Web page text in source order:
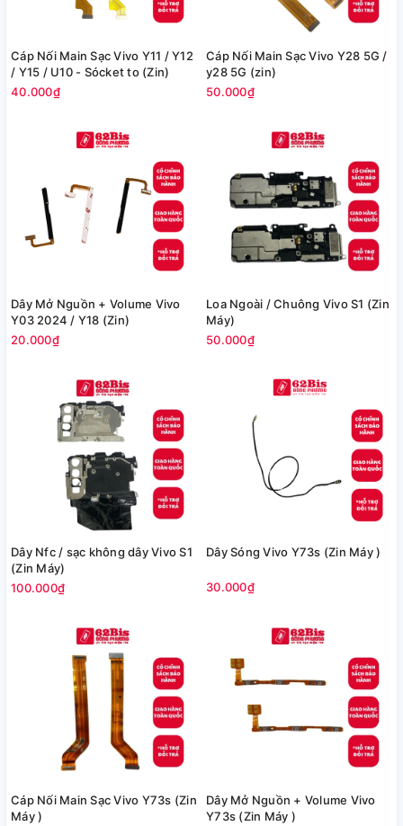
Cáp Nối Main Sạc Vivo Y11 / Y12
/ Y15 / U10 - Sócket to (Zin)
40.000₫
Cáp Nối Main Sạc Vivo Y28 5G /
y28 5G (zin)
50.000₫
Dây Mở Nguồn + Volume Vivo
Y03 2024 / Y18 (Zin)
20.000₫
Loa Ngoài / Chuông Vivo S1 (Zin
Máy)
50.000₫
Dây Nfc / sạc không dây Vivo S1
(Zin Máy)
100.000₫
Dây Sóng Vivo Y73s (Zin Máy )
30.000₫
Cáp Nối Main Sạc Vivo Y73s (Zin
Máy )
Dây Mở Nguồn + Volume Vivo
Y73s (Zin Máy )